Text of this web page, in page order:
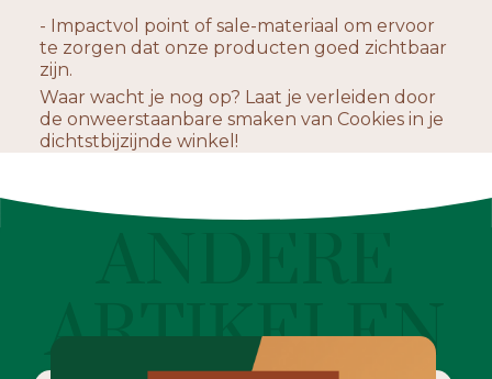
- Impactvol point of sale-materiaal om ervoor
te zorgen dat onze producten goed zichtbaar
zijn.
Waar wacht je nog op? Laat je verleiden door
de onweerstaanbare smaken van Cookies in je
dichtstbijzijnde winkel!
ARTIKELEN